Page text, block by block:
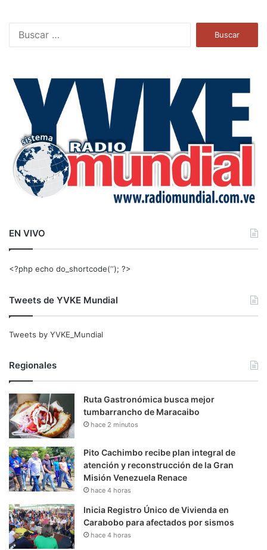
a
EN VIVO
<?php echo do_shortcode(‘‘); ?>
Tweets de YVKE Mundial
Tweets by YVKE_Mundial
Regionales
Ruta Gastronómica busca mejor
tumbarrancho de Maracaibo
hace 2 minutos
Pito Cachimbo recibe plan integral de
atención y reconstrucción de la Gran
Misión Venezuela Renace
hace 4 horas
Inicia Registro Único de Vivienda en
Carabobo para afectados por sismos
hace 4 horas